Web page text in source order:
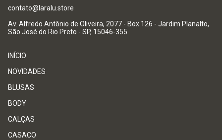
contato@laralu.store
Av. Alfredo Antônio de Oliveira, 2077 - Box 126 - Jardim Planalto,
São José do Rio Preto - SP, 15046-355
INÍCIO
NOVIDADES
BLUSAS
BODY
CALÇAS
CASACO